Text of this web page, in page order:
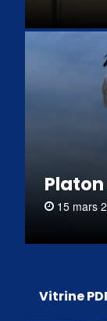
15 mars
Vitrine